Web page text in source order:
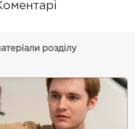
розділу